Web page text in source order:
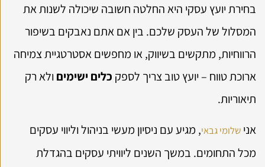
בחירת יועץ עסקי היא החלטה חשובה שיכולה לשנות את
המסלול של העסק שלכם. בין אם אתם נאבקים בשיפור
הרווחיות, מתקשים בשיווק, או מחפשים אסטרטגיית צמיחה
ארוכת טווח – יועץ טוב צריך לספק כלים ישימים ולא רק
תיאוריות.
אני שלומי גבאי, מגיע עם ניסיון מעשי בניהול וליווי עסקים
מכל התחומים. במשך השנים ליוויתי עסקים בהגדלת